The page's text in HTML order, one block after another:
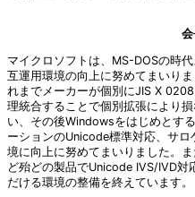
マイクロソフトは、MS-DOSの時
互運用環境の向上に努めてまいり
れまでメーカーが個別にJIS X
理統合することで個別拡張により
い、その後Windowsをはじめとす
ーションのUnicode標準対応、サ
境に向上に努めてまいりました。
ど殆どの製品でUnicode IVS/IVD対
だける環境の整備を終えています。